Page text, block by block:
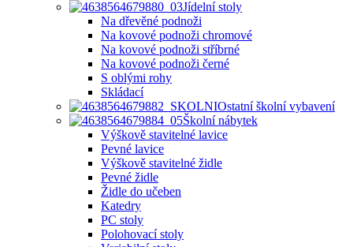
Jídelní stoly
Na dřevěné podnoži
Na kovové podnoži chromové
Na kovové podnoži stříbrné
Na kovové podnoži černé
S oblými rohy
Skládací
Ostatní školní vybavení
Školní nábytek
Výškově stavitelné lavice
Pevné lavice
Výškově stavitelné židle
Pevné židle
Židle do učeben
Katedry
PC stoly
Polohovací stoly